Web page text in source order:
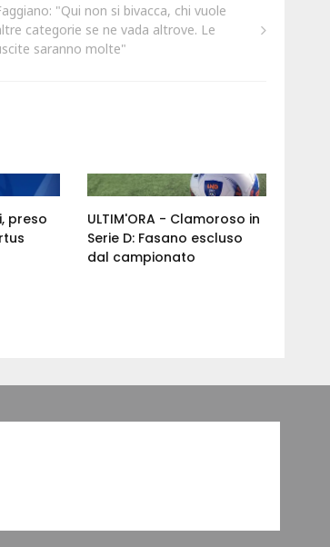
"Qui non si bivacca, chi vuole
categorie se ne vada altrove. Le
saranno molte"
preso
ULTIM'ORA - Clamoroso in
Serie D: Fasano escluso
dal campionato